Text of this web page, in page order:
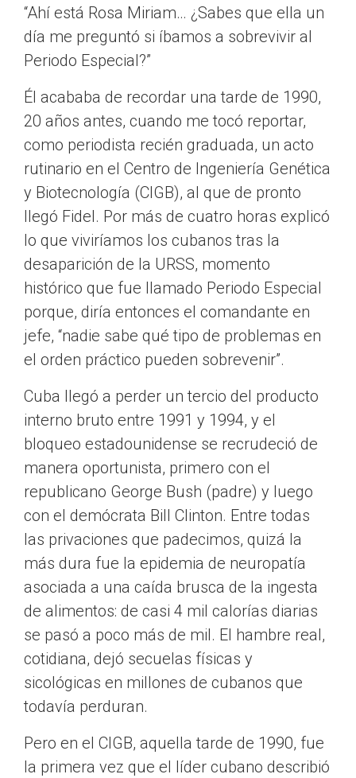
“Ahí está Rosa Miriam… ¿Sabes que ella un
día me preguntó si íbamos a sobrevivir al
Periodo Especial?”
Él acababa de recordar una tarde de 1990,
20 años antes, cuando me tocó reportar,
como periodista recién graduada, un acto
rutinario en el Centro de Ingeniería Genética
y Biotecnología (CIGB), al que de pronto
llegó Fidel. Por más de cuatro horas explicó
lo que viviríamos los cubanos tras la
desaparición de la URSS, momento
histórico que fue llamado Periodo Especial
porque, diría entonces el comandante en
jefe, “nadie sabe qué tipo de problemas en
el orden práctico pueden sobrevenir”.
Cuba llegó a perder un tercio del producto
interno bruto entre 1991 y 1994, y el
bloqueo estadounidense se recrudeció de
manera oportunista, primero con el
republicano George Bush (padre) y luego
con el demócrata Bill Clinton. Entre todas
las privaciones que padecimos, quizá la
más dura fue la epidemia de neuropatía
asociada a una caída brusca de la ingesta
de alimentos: de casi 4 mil calorías diarias
se pasó a poco más de mil. El hambre real,
cotidiana, dejó secuelas físicas y
sicológicas en millones de cubanos que
todavía perduran.
Pero en el CIGB, aquella tarde de 1990, fue
la primera vez que el líder cubano describió